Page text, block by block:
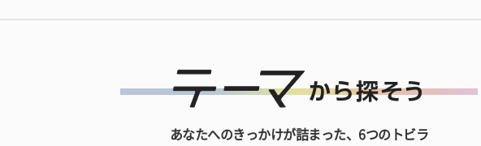
あなたへのきっかけが詰まった、6つのトビラ